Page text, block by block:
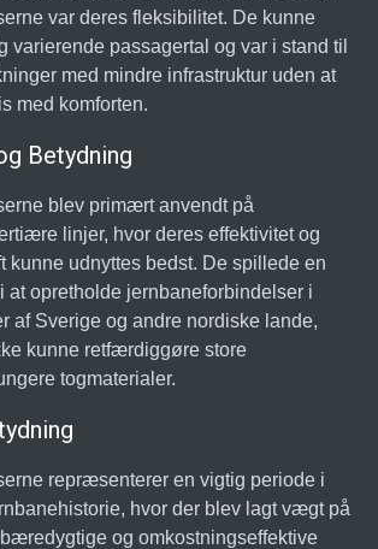
var deres fleksibilitet. De kunne
varierende passagertal og var i stand til
med mindre infrastruktur uden at
med komforten.
Betydning
blev primært anvendt på
linjer, hvor deres effektivitet og
kunne udnyttes bedst. De spillede en
at opretholde jernbaneforbindelser i
af Sverige og andre nordiske lande,
kunne retfærdiggøre store
togmaterialer.
repræsenterer en vigtig periode i
hvor der blev lagt vægt på
og omkostningseffektive